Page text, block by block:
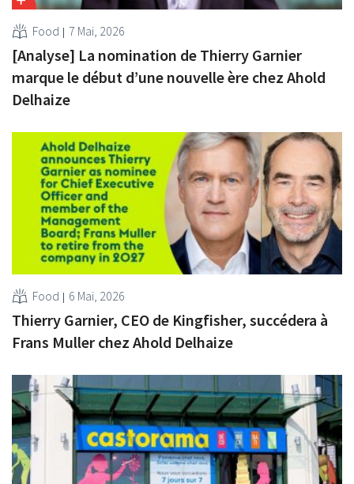
Food 7 Mai, 2026
[Analyse] La nomination de Thierry Garnier
marque le début d’une nouvelle ère chez Ahold
Delhaize
Food 6 Mai, 2026
Thierry Garnier, CEO de Kingfisher, succédera à
Frans Muller chez Ahold Delhaize